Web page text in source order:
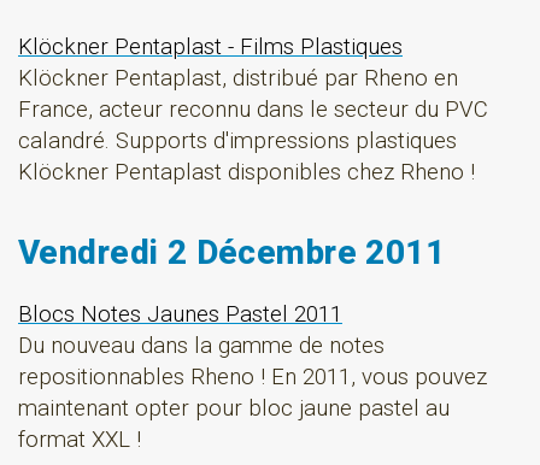
Klöckner Pentaplast - Films Plastiques
Klöckner Pentaplast, distribué par Rheno en
France, acteur reconnu dans le secteur du PVC
calandré. Supports d'impressions plastiques
Klöckner Pentaplast disponibles chez Rheno !
Vendredi 2 Décembre 2011
Blocs Notes Jaunes Pastel 2011
Du nouveau dans la gamme de notes
repositionnables Rheno ! En 2011, vous pouvez
maintenant opter pour bloc jaune pastel au
format XXL !